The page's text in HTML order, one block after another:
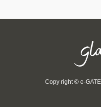
Copy right © e-